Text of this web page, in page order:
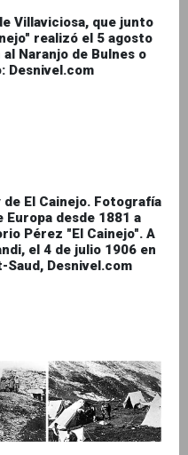
Villaviciosa, que junto
realizó el 5 agosto
Naranjo de Bulnes o
Desnivel.com
de El Cainejo. Fotografía
desde 1881 a
Pérez "El Cainejo". A
el 4 de julio 1906 en
Saud, Desnivel.com